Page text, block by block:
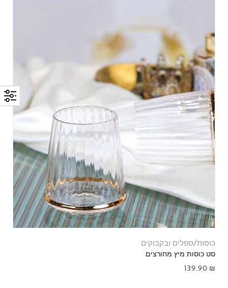
כוסות/ספלים ובקבוקים
סט כוסות מיץ מחורצים
139.90 ₪